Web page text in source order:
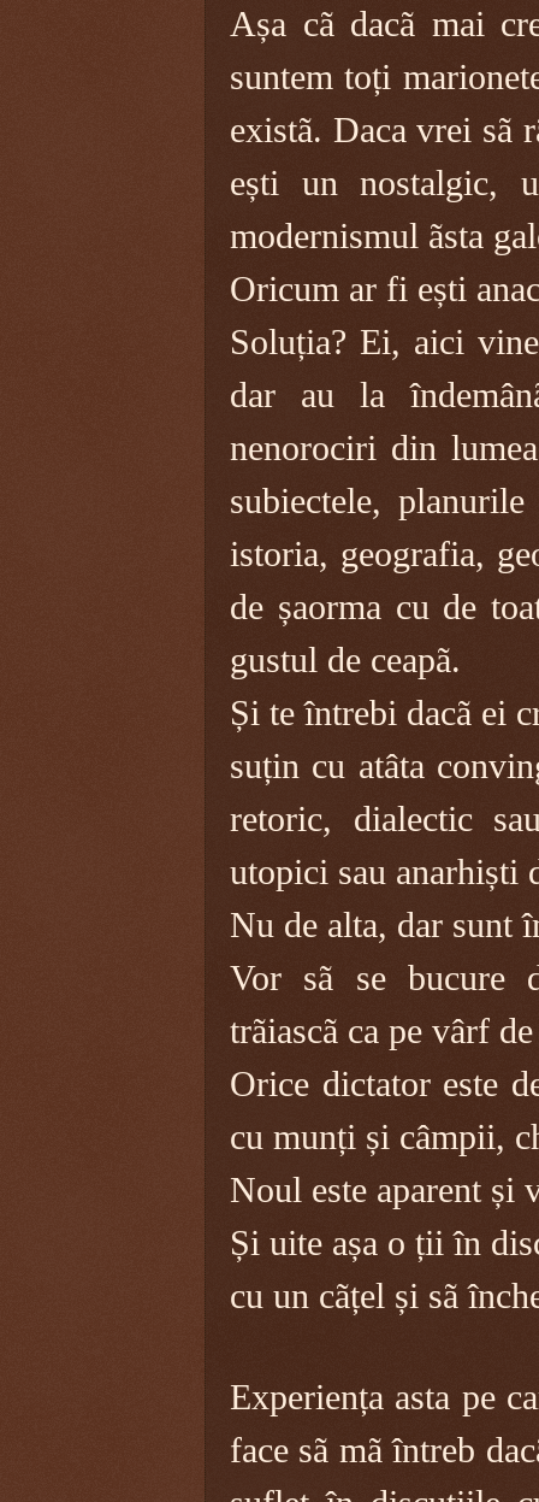
Așa cã dacã mai
suntem toți
existã. Daca vrei sã
ești un nostalgic,
modernismul ãsta
Oricum ar fi ești
Soluția? Ei, aici
dar au la
nenorociri din
subiectele,
istoria, geografia,
de șaorma cu de
gustul de ceapã.
Și te întrebi dacã ei
suțin cu atâta
retoric, dialectic
utopici sau anarhiști
Nu de alta, dar sunt
Vor sã se bucure
trãiascã ca pe vârf
Orice dictator este
cu munți și câmpii,
Noul este aparent și
Și uite așa o ții în
cu un cãțel și sã
Experiența asta pe
face sã mã întreb